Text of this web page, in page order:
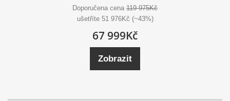
Doporučena cena 119 975Kč
ušetříte 51 976Kč (~43%)
67 999Kč
Zobrazit